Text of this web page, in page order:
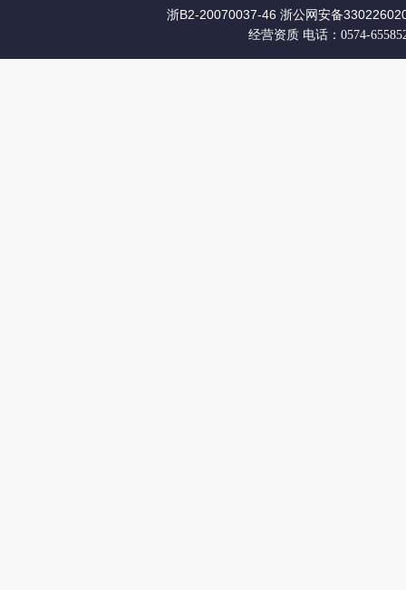
浙B2-20070037-46 浙公网安备
经营资质 电话：0574-